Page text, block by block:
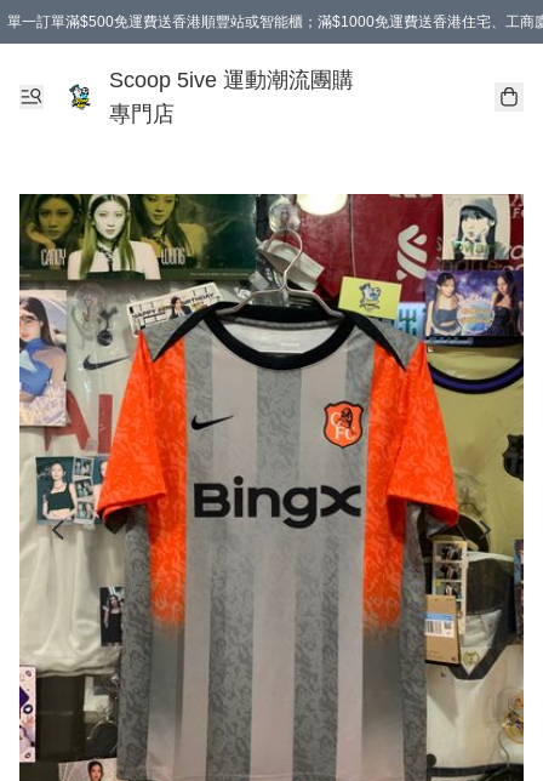
單一訂單滿$500免運費送香港順豐站或智能櫃；滿$1000免運費送香港住宅、工商
Scoop 5ive 運動潮流團購
專門店